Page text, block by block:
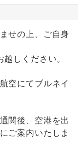
せの上、ご自身
越しください。
空にてブルネイ
関後、空港を出
ご案内いたしま